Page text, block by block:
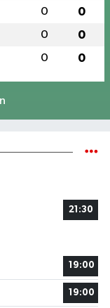
0 0
0 0
0 0
21:30
19:00
19:00